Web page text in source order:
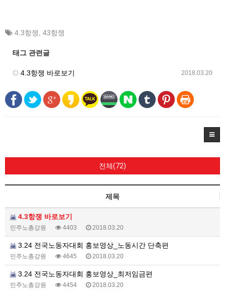
4.3항쟁 43항쟁
태그 관련글
2018.03.20
4.3항쟁 바로보기
전체(72)
제목
4.3항쟁 바로보기
민주노총강원 4403 2018.03.20
3.24 전국노동자대회 홍보영상_노동시간 단축편
민주노총강원 4645 2018.03.20
3.24 전국노동자대회 홍보영상_최저임금편
민주노총강원 4454 2018.03.20